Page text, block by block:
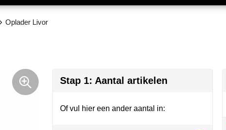
Oplader Livor
Stap 1: Aantal artikelen
Of vul hier een ander aantal in: